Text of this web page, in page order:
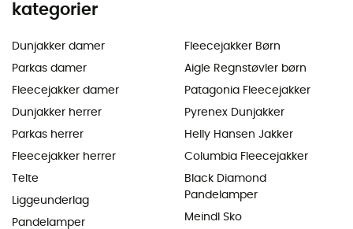
kategorier
Dunjakker damer
Parkas damer
Fleecejakker damer
Dunjakker herrer
Parkas herrer
Fleecejakker herrer
Telte
Liggeunderlag
Pandelamper
Fleecejakker Børn
Aigle Regnstøvler børn
Patagonia Fleecejakker
Pyrenex Dunjakker
Helly Hansen Jakker
Columbia Fleecejakker
Black Diamond
Pandelamper
Meindl Sko